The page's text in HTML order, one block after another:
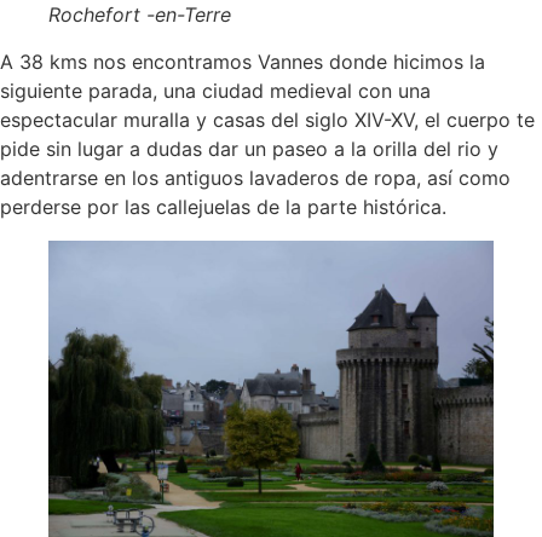
Rochefort -en-Terre
A 38 kms nos encontramos Vannes donde hicimos la
siguiente parada, una ciudad medieval con una
espectacular muralla y casas del siglo XIV-XV, el cuerpo te
pide sin lugar a dudas dar un paseo a la orilla del rio y
adentrarse en los antiguos lavaderos de ropa, así como
perderse por las callejuelas de la parte histórica.